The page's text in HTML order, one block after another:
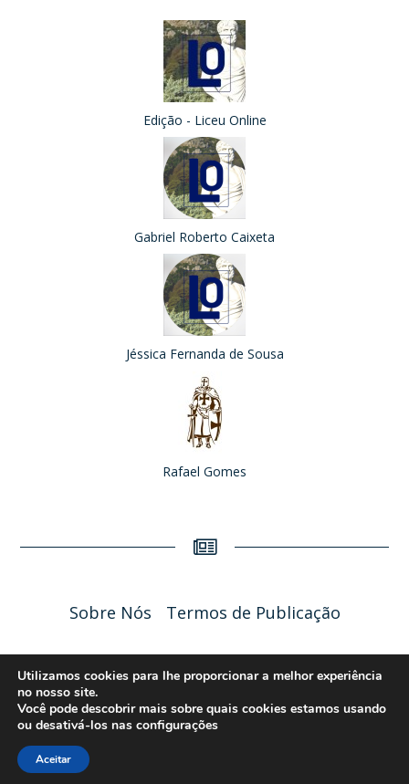
Edição - Liceu Online
Gabriel Roberto Caixeta
Jéssica Fernanda de Sousa
Rafael Gomes
Sobre Nós Termos de Publicação
Liceu Online 2026 - Política de Privacidade
Utilizamos cookies para lhe proporcionar a melhor experiência
no nosso site.
Você pode descobrir mais sobre quais cookies estamos usando
ou desativá-los nas configurações
Aceitar